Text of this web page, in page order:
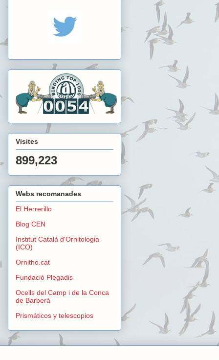
Visites
899,223
Webs recomanades
El Herrerillo
Blog CEN
Institut Català d'Ornitologia
(ICO)
Ornitho.cat
Fundació Plegadis
Ocells del Camp i de la Conca
de Barberà
Prismáticos y telescopios